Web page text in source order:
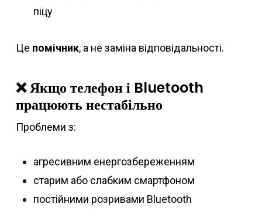
піцу
Це помічник, а не заміна відповідальності.
❌ Якщо телефон і Bluetooth
працюють нестабільно
Проблеми з:
агресивним енергозбереженням
старим або слабким смартфоном
постійними розривами Bluetooth